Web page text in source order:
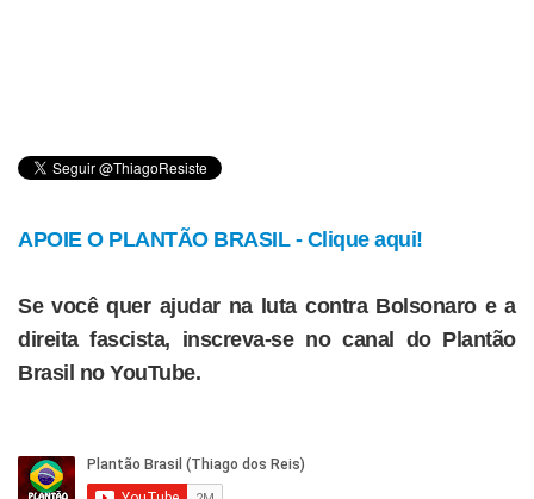
APOIE O PLANTÃO BRASIL - Clique aqui!
Se você quer ajudar na luta contra Bolsonaro e a
direita fascista, inscreva-se no canal do Plantão
Brasil no YouTube.